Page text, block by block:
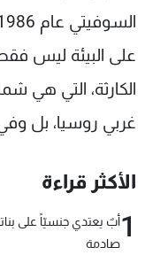
على البيئة ليس
الكارثة، التي هي
غربي روسيا، بل وفي
الأكثر قراءة
1أبٌ يعتدي جنسيّاً على
صادمة